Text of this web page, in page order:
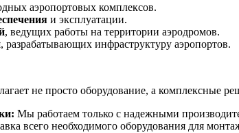
аэропортовых комплексов.
и эксплуатации.
, ведущих работы на территории аэродромов.
, разрабатывающих инфраструктуру аэропортов.
не просто оборудование, а комплексные
Мы работаем только с надежными
всего необходимого оборудования для